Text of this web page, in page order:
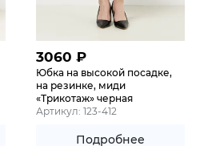
3060 ₽
Юбка на высокой посадке,
на резинке, миди
«Трикотаж» черная
Артикул: 123-412
Подробнее